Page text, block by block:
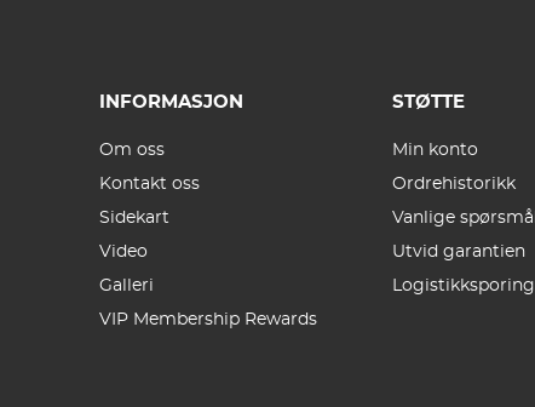
INFORMASJON
Om oss
Kontakt oss
Sidekart
Video
Galleri
VIP Membership Rewards
STØTTE
Min konto
Ordrehistorikk
Vanlige spørsmål
Utvid garantien
Logistikksporing